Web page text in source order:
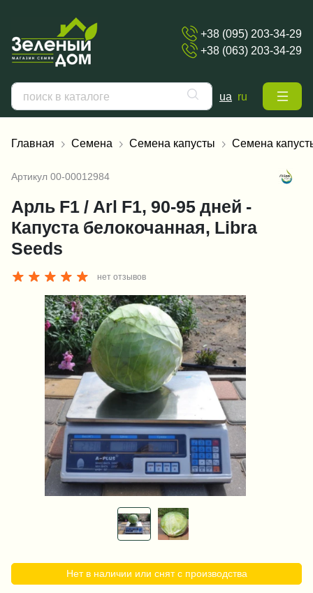
+38 (095) 203-34-29
+38 (063) 203-34-29
ua ru
Главная Семена Семена капусты Семена
Артикул 00-00012984
Арль F1 / Arl F1, 90-95 дней -
Капуста белокочанная, Libra
Seeds
нет отзывов
Нет в наличии или снят с производства